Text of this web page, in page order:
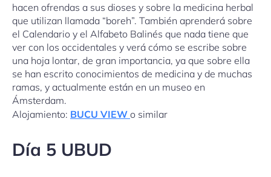
hacen ofrendas a sus dioses y sobre la medicina herbal
que utilizan llamada “boreh”. También aprenderá sobre
el Calendario y el Alfabeto Balinés que nada tiene que
ver con los occidentales y verá cómo se escribe sobre
una hoja lontar, de gran importancia, ya que sobre ella
se han escrito conocimientos de medicina y de muchas
ramas, y actualmente están en un museo en
Ámsterdam.
Alojamiento: BUCU VIEW o similar
Día 5 UBUD